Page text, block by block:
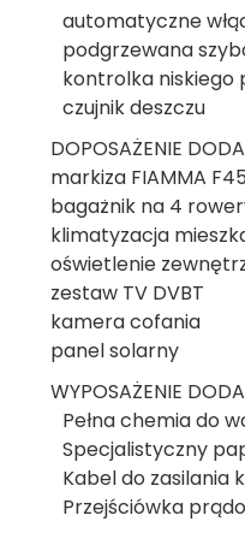
automatyczne
podgrzewana
kontrolka niskiego
czujnik deszczu
DOPOSAŻENIE
markiza FIAMMA
bagażnik na 4
klimatyzacja
oświetlenie
zestaw TV DVBT
kamera cofania
panel solarny
WYPOSAŻENIE
Pełna chemia do
Specjalistyczny
Kabel do zasilania
Przejściówka